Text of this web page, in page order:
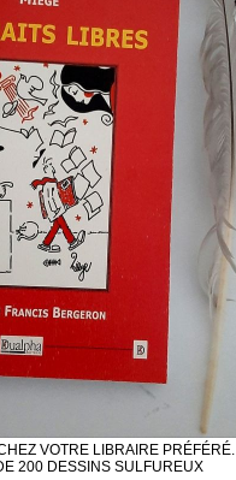
VOTRE LIBRAIRE PRÉFÉRÉ.
200 DESSINS SULFUREUX